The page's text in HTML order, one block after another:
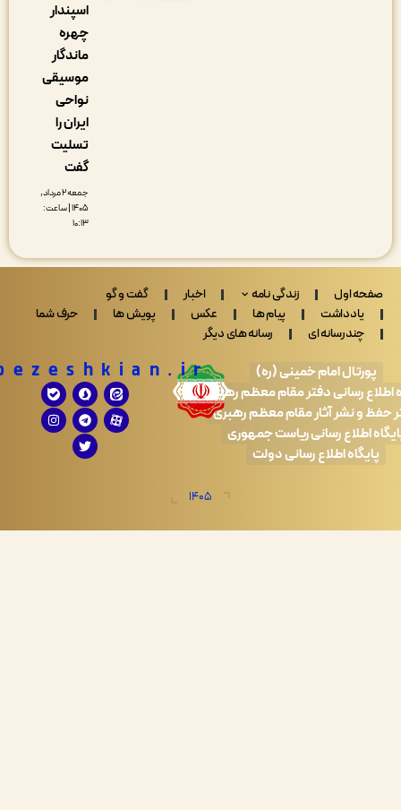
موسیقی
جمعه ۲ مرداد,
۱۴۰۵ | ساعت:
اول زندگی نامه اخبار
گفت و گو
پیام ها عکس پویش ها
حرف شما
ای
رسانه های دیگر
امام خمینی (ره)
رسانی دفتر مقام معظم رهبری
آثار مقام معظم رهبری
رسانی ریاست جمهوری
اطلاع رسانی دولت
Drpezeshkian.ir